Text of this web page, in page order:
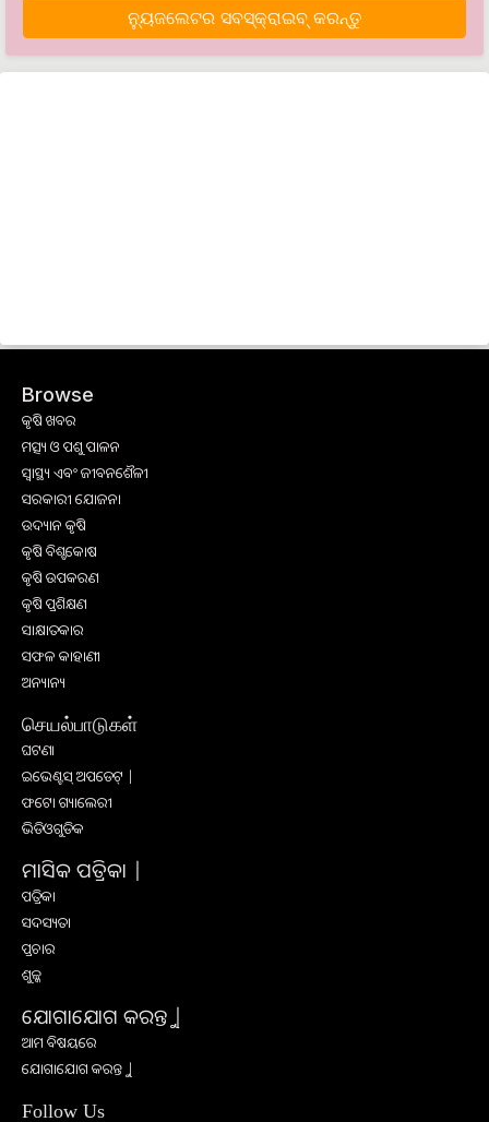
ନ୍ୟୁଜଲେଟର ସବସ୍କ୍ରାଇବ୍‌ କରନ୍ତୁ
Browse
କୃଷି ଖବର
ମତ୍ସ୍ୟ ଓ ପଶୁ ପାଳନ
ସ୍ୱାସ୍ଥ୍ୟ ଏବଂ ଜୀବନଶୈଳୀ
ସରକାରୀ ଯୋଜନା
ଉଦ୍ୟାନ କୃଷି
କୃଷି ବିଶ୍ବକୋଷ
କୃଷି ଉପକରଣ
କୃଷି ପ୍ରଶିକ୍ଷଣ
ସାକ୍ଷାତକାର
ସଫଳ କାହାଣୀ
ଅନ୍ୟାନ୍ୟ
செயல்பாடுகள்
ଘଟଣା
ଇଭେଣ୍ଟସ୍ ଅପଡେଟ୍ |
ଫଟୋ ଗ୍ୟାଲେରୀ
ଭିଡିଓଗୁଡିକ
ମାସିକ ପତ୍ରିକା |
ପତ୍ରିକା
ସଦସ୍ୟତା
ପ୍ରଚାର
ଶୁଳ୍କ
ଯୋଗାଯୋଗ କରନ୍ତୁ |
ଆମ ବିଷୟରେ
ଯୋଗାଯୋଗ କରନ୍ତୁ |
Follow Us